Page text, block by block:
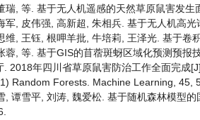
瑞, 等. 基于无人机遥感的天然草原鼠害发
军, 皮伟强, 高新超, 朱相兵. 基于无人机高
维, 王钰, 根呷羊批, 牛培莉, 王泽光. 基于
蓉, 等. 基于GIS的苜蓿斑蚜区域化预测预报
. 2018年四川省草原鼠害防治工作全面完成
Random Forests. Machine Learning, 45,
, 谭雪平, 刘涛, 魏爱松. 基于随机森林模型